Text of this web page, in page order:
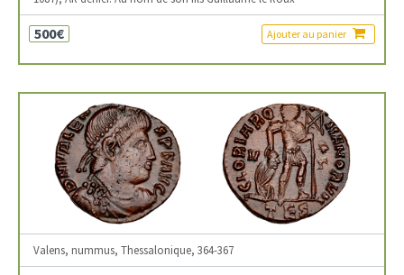
500€ Ajouter au panier
Valens, nummus, Thessalonique, 364-367